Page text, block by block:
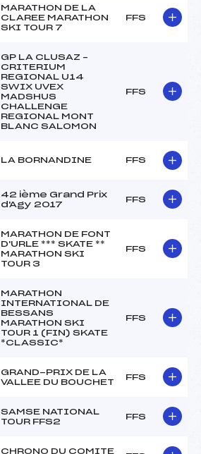
MARATHON DE LA
CLAREE MARATHON
SKI TOUR 7
FFS
GP LA CLUSAZ –
CRITERIUM
REGIONAL U14
SWIX UVEX
MADSHUS
CHALLENGE
REGIONAL MONT
BLANC SALOMON
FFS
LA BORNANDINE FFS
42 ième Grand Prix
d'Agy 2017
FFS
MARATHON DE FONT
D'URLE *** SKATE **
MARATHON SKI
TOUR 3
FFS
MARATHON
INTERNATIONAL DE
BESSANS
MARATHON SKI
TOUR 1 (FIN) SKATE
*CLASSIC*
FFS
GRAND-PRIX DE LA
VALLEE DU BOUCHET
FFS
SAMSE NATIONAL
TOUR FFS2
FFS
CHRONO DU COMITE